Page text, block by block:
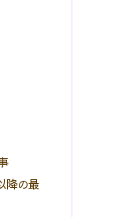
の最